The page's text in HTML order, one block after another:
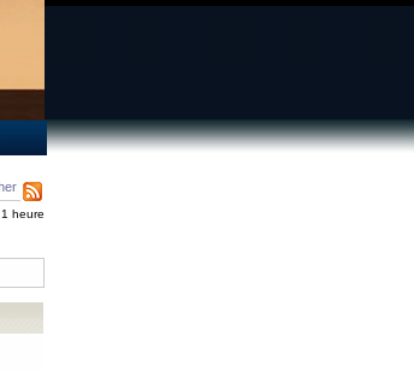
heure